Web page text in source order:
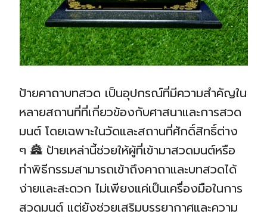
ป้ายคาถาบทสวด เป็นอุปกรณ์ที่มีความสำคัญใน
หลายสถานที่ที่เกี่ยวข้องกับศาสนาและการสวด
มนต์ โดยเฉพาะในวัดและสถานที่ศักดิ์สิทธิ์ต่าง
ๆ 🏯 ป้ายเหล่านี้ช่วยให้ผู้ที่เข้ามาสวดมนต์หรือ
ทำพิธีกรรมสามารถเข้าถึงคาถาและบทสวดได้
ง่ายและสะดวก ไม่เพียงแค่เป็นเครื่องมือในการ
สวดมนต์ แต่ยังช่วยเสริมบรรยากาศและความ